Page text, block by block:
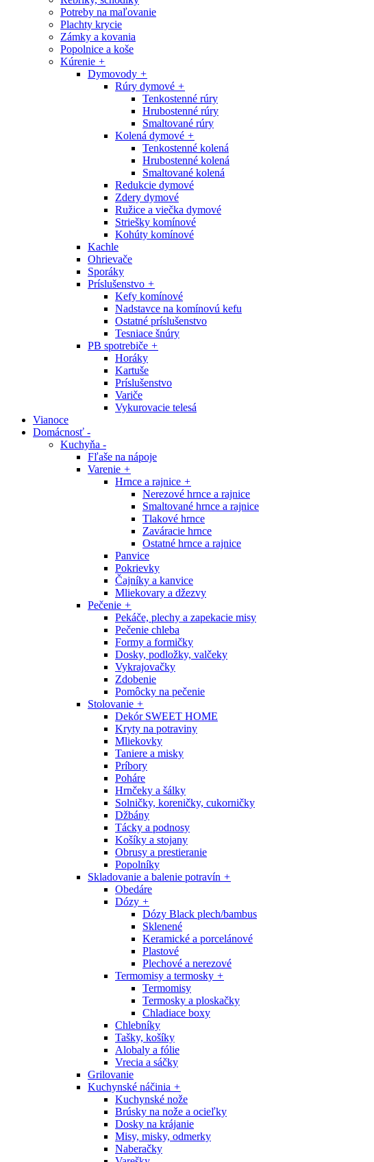
Potreby na maľovanie
Plachty krycie
Zámky a kovania
Popolnice a koše
Kúrenie +
Dymovody +
Rúry dymové +
Tenkostenné rúry
Hrubostenné rúry
Smaltované rúry
Kolená dymové +
Tenkostenné kolená
Hrubostenné kolená
Smaltované kolená
Redukcie dymové
Zdery dymové
Ružice a viečka dymové
Striešky komínové
Kohúty komínové
Kachle
Ohrievače
Sporáky
Príslušenstvo +
Kefy komínové
Nadstavce na komínovú kefu
Ostatné príslušenstvo
Tesniace šnúry
PB spotrebiče +
Horáky
Kartuše
Príslušenstvo
Variče
Vykurovacie telesá
Vianoce
Domácnosť -
Kuchyňa -
Fľaše na nápoje
Varenie +
Hrnce a rajnice +
Nerezové hrnce a rajnice
Smaltované hrnce a rajnice
Tlakové hrnce
Zaváracie hrnce
Ostatné hrnce a rajnice
Panvice
Pokrievky
Čajníky a kanvice
Mliekovary a džezvy
Pečenie +
Pekáče, plechy a zapekacie misy
Pečenie chleba
Formy a formičky
Dosky, podložky, valčeky
Vykrajovačky
Zdobenie
Pomôcky na pečenie
Stolovanie +
Dekór SWEET HOME
Kryty na potraviny
Mliekovky
Taniere a misky
Príbory
Poháre
Hrnčeky a šálky
Solničky, koreničky, cukorničky
Džbány
Tácky a podnosy
Košíky a stojany
Obrusy a prestieranie
Popolníky
Skladovanie a balenie potravín +
Obedáre
Dózy +
Dózy Black plech/bambus
Sklenené
Keramické a porcelánové
Plastové
Plechové a nerezové
Termomisy a termosky +
Termomisy
Termosky a ploskačky
Chladiace boxy
Chlebníky
Tašky, košíky
Alobaly a fólie
Vrecia a sáčky
Grilovanie
Kuchynské náčinia +
Kuchynské nože
Brúsky na nože a ocieľky
Dosky na krájanie
Misy, misky, odmerky
Naberačky